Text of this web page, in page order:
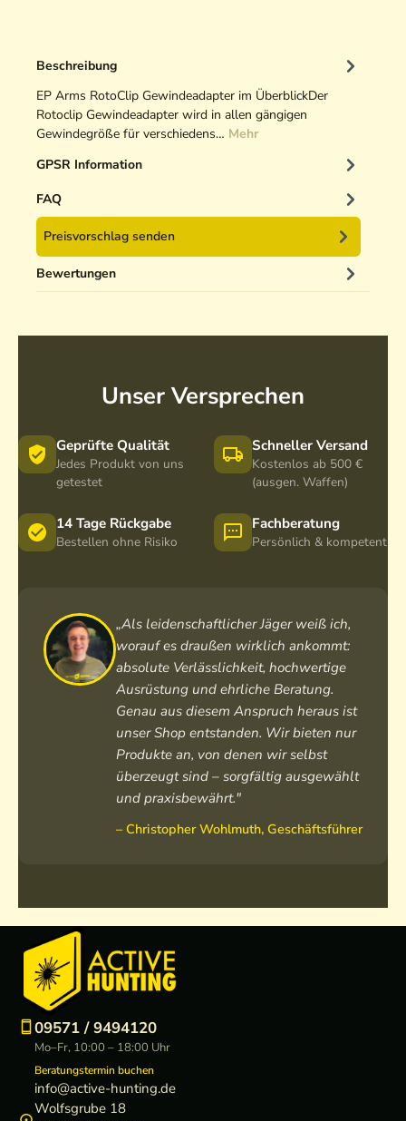
Beschreibung
EP Arms RotoClip Gewindeadapter im ÜberblickDer
Rotoclip Gewindeadapter wird in allen gängigen
Gewindegröße für verschiedens… Mehr
GPSR Information
FAQ
Preisvorschlag senden
Bewertungen
Unser Versprechen
Geprüfte Qualität
Jedes Produkt von uns
getestet
Schneller Versand
Kostenlos ab 500 €
(ausgen. Waffen)
14 Tage Rückgabe
Bestellen ohne Risiko
Fachberatung
Persönlich & kompetent
„Als leidenschaftlicher Jäger weiß ich,
worauf es draußen wirklich ankommt:
absolute Verlässlichkeit, hochwertige
Ausrüstung und ehrliche Beratung.
Genau aus diesem Anspruch heraus ist
unser Shop entstanden. Wir bieten nur
Produkte an, von denen wir selbst
überzeugt sind – sorgfältig ausgewählt
und praxisbewährt."
– Christopher Wohlmuth, Geschäftsführer
09571 / 9494120
Mo–Fr, 10:00 – 18:00 Uhr
Beratungstermin buchen
info@active-hunting.de
Wolfsgrube 18